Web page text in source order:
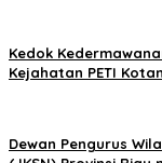
Kedok
Kejahatan PETI
Dewan Pengurus